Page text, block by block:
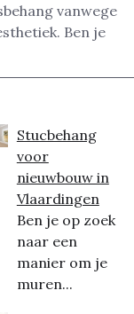
vanwege
Ben je
Stucbehang
voor
nieuwbouw in
Vlaardingen
Ben je op zoek
naar een
manier om je
muren...